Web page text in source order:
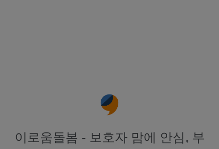
이로움돌봄 - 보호자 맘에 안심, 부